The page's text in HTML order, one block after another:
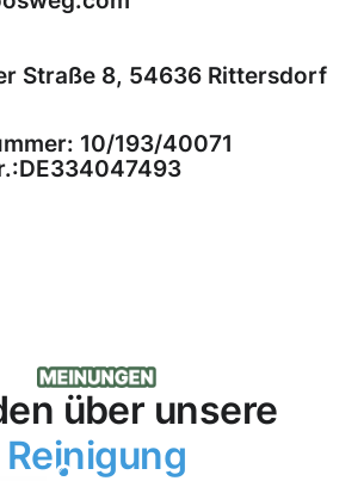
Straße 8, 54636 Rittersdorf
10/193/40071
über unsere
Reinigung